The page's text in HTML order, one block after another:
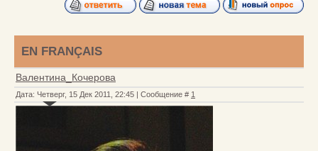
EN FRANÇAIS
Валентина_Кочерова
Дата: Четверг, 15 Дек 2011, 22:45 | Сообщение # 1